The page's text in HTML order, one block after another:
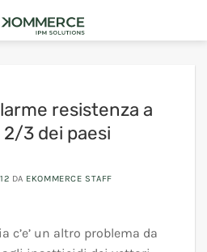
resistenza a
2/3 dei paesi
DA EKOMMERCE STAFF
c’e’ un altro problema da